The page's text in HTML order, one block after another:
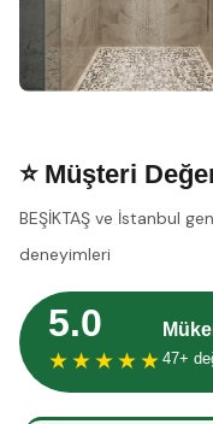
⭐ Müşteri
BEŞİKTAŞ ve İstanbul
deneyimleri
5.0
★★★★★ 47+